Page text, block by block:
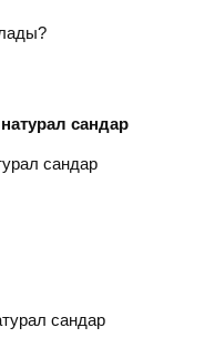
натурал сандар
сандар
сандар